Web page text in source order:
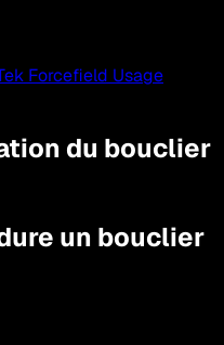
Forcefield Usage
du bouclier
un bouclier